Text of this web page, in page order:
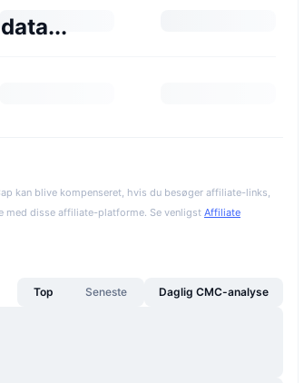
kan blive kompenseret, hvis du besøger affiliate-links,
med disse affiliate-platforme. Se venligst Affiliate
Top Seneste Daglig CMC-analyse